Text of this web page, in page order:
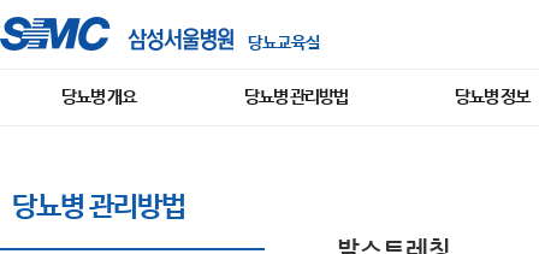
당뇨교육실
당뇨병 개요 당뇨병 관리방법 당뇨병 정보
당뇨병 관리방법